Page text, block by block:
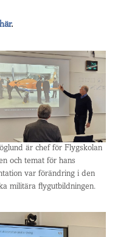
här.
är chef för Flygskolan
och temat för hans
var förändring i den
militära flygutbildningen.